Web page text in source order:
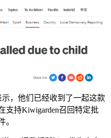
，他们已经收到了一起这款
支持Kiwigarden召回特定批
。